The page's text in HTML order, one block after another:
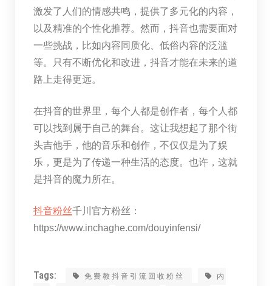
激发了人们的情感共鸣，提供了多元化的内容，
以及精准的个性化推荐。然而，抖音也需要面对
一些挑战，比如内容同质化、低俗内容的泛滥
等。只有不断优化和改进，抖音才能在未来的道
路上走得更远。
在抖音的世界里，每个人都是创作者，每个人都
可以找到属于自己的舞台。这让我想起了那个街
头吉他手，他的音乐和创作，不仅仅是为了娱
乐，更是为了传递一种生活的态度。也许，这就
是抖音的魔力所在。
抖音粉丝千川官方粉丝：
https://www.inchaghe.com/douyinfensi/
Tags: 免费教抖音引流回收粉丝
内